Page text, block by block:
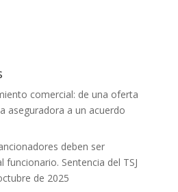
comercial: de una oferta
aseguradora a un acuerdo
deben ser
Sentencia del TSJ
de 2025